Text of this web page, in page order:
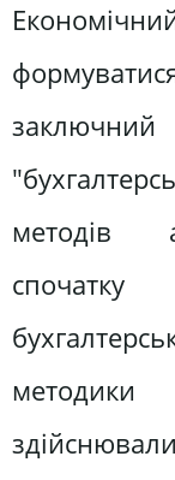
методів
спочатку
методики